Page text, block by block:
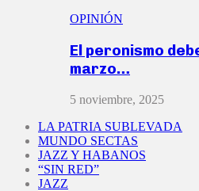
OPINIÓN
El peronismo
marzo…
5 noviembre, 2025
LA PATRIA SUBLEVADA
MUNDO SECTAS
JAZZ Y HABANOS
“SIN RED”
JAZZ